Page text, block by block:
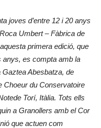
joves d’entre 12 i 20 anys
Umbert – Fàbrica de
primera edició, que
anys, es compta amb la
Abesbatza, de
Choeur du Conservatoire
Torí, Itàlia. Tots ells
a Granollers amb el Cor
que actuen com